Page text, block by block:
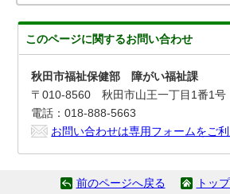
このページに関するお問い合わせ
秋田市福祉保健部 障がい福祉課
〒010-8560 秋田市山王一丁目1番1
電話：018-888-5663
お問い合わせは専用フォームをご利
前のページへ戻る トッ